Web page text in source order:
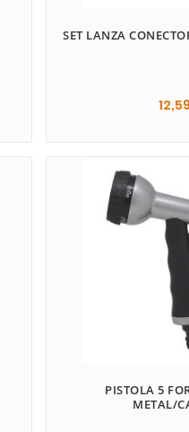
SET LANZA
PISTOLA 5
METAL/